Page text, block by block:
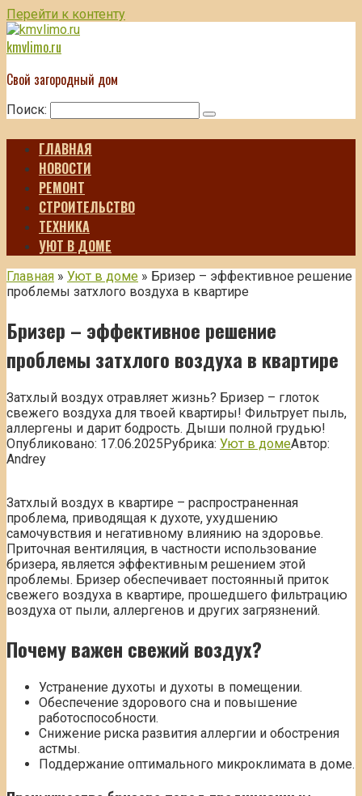
Перейти к контенту
kmvlimo.ru
Свой загородный дом
Поиск:
ГЛАВНАЯ
НОВОСТИ
РЕМОНТ
СТРОИТЕЛЬСТВО
ТЕХНИКА
УЮТ В ДОМЕ
Главная » Уют в доме » Бризер – эффективное решение
проблемы затхлого воздуха в квартире
Бризер – эффективное решение
проблемы затхлого воздуха в квартире
Затхлый воздух отравляет жизнь? Бризер – глоток
свежего воздуха для твоей квартиры! Фильтрует пыль,
аллергены и дарит бодрость. Дыши полной грудью!
Опубликовано: 17.06.2025Рубрика: Уют в домеАвтор:
Andrey
Затхлый воздух в квартире – распространенная
проблема, приводящая к духоте, ухудшению
самочувствия и негативному влиянию на здоровье.
Приточная вентиляция, в частности использование
бризера, является эффективным решением этой
проблемы. Бризер обеспечивает постоянный приток
свежего воздуха в квартире, прошедшего фильтрацию
воздуха от пыли, аллергенов и других загрязнений.
Почему важен свежий воздух?
Устранение духоты и духоты в помещении.
Обеспечение здорового сна и повышение
работоспособности.
Снижение риска развития аллергии и обострения
астмы.
Поддержание оптимального микроклимата в доме.